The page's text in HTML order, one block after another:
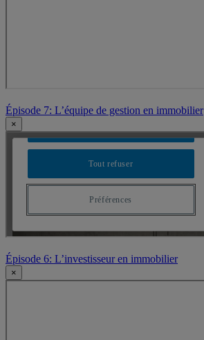
Épisode 7: L’équipe de gestion en immobilier
×
Épisode 6: L’investisseur en immobilier
×